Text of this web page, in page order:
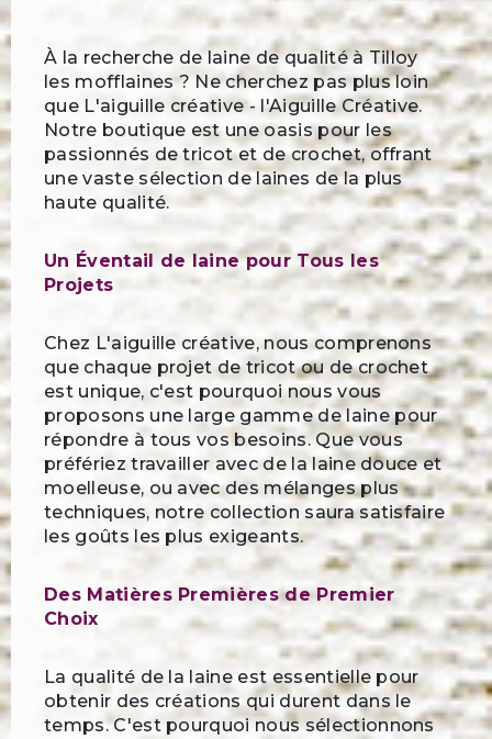
À la recherche de laine de qualité à Tilloy
les mofflaines ? Ne cherchez pas plus loin
que L'aiguille créative - l'Aiguille Créative.
Notre boutique est une oasis pour les
passionnés de tricot et de crochet, offrant
une vaste sélection de laines de la plus
haute qualité.
Un Éventail de laine pour Tous les
Projets
Chez L'aiguille créative, nous comprenons
que chaque projet de tricot ou de crochet
est unique, c'est pourquoi nous vous
proposons une large gamme de laine pour
répondre à tous vos besoins. Que vous
préfériez travailler avec de la laine douce et
moelleuse, ou avec des mélanges plus
techniques, notre collection saura satisfaire
les goûts les plus exigeants.
Des Matières Premières de Premier
Choix
La qualité de la laine est essentielle pour
obtenir des créations qui durent dans le
temps. C'est pourquoi nous sélectionnons